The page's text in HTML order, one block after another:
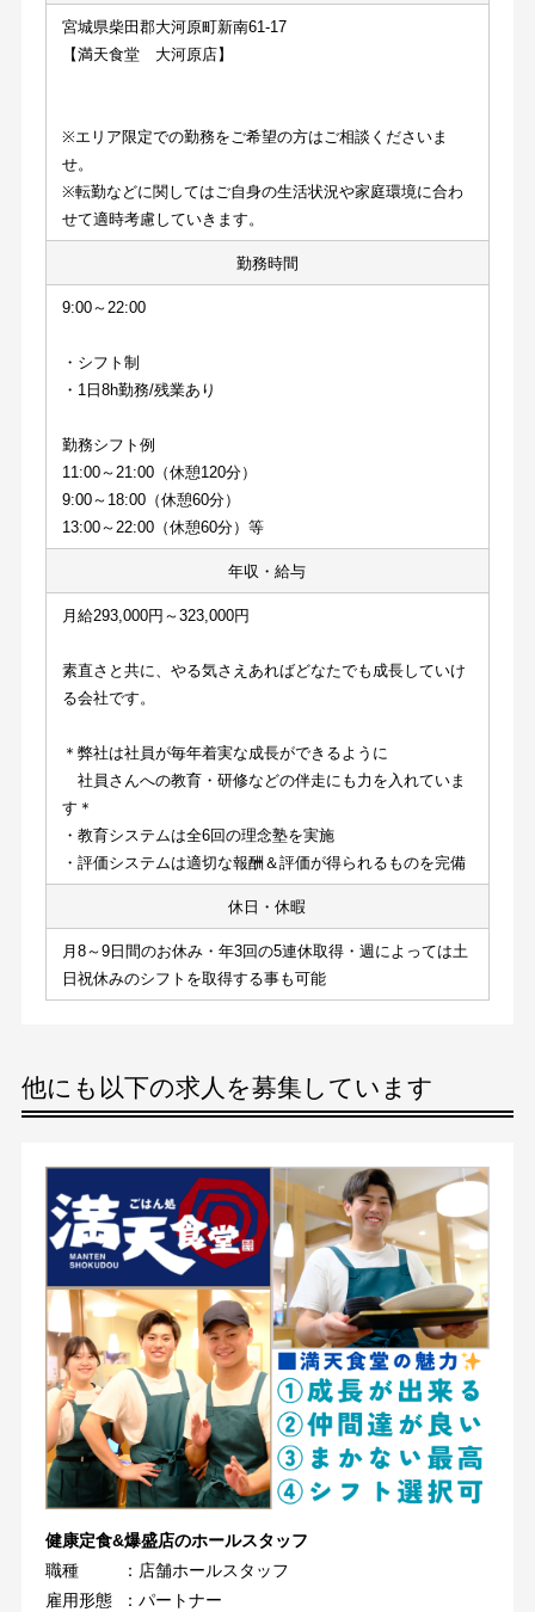
宮城県柴田郡大河原町新南61-17
【満天食堂　大河原店】
※エリア限定での勤務をご希望の方はご相談くださいま
せ。
※転勤などに関してはご自身の生活状況や家庭環境に合わ
せて適時考慮していきます。
勤務時間
9:00～22:00
・シフト制
・1日8h勤務/残業あり
勤務シフト例
11:00～21:00（休憩120分）
9:00～18:00（休憩60分）
13:00～22:00（休憩60分）等
年収・給与
月給293,000円～323,000円
素直さと共に、やる気さえあればどなたでも成長していけ
る会社です。
＊弊社は社員が毎年着実な成長ができるように
社員さんへの教育・研修などの伴走にも力を入れていま
す＊
・教育システムは全6回の理念塾を実施
・評価システムは適切な報酬＆評価が得られるものを完備
休日・休暇
月8～9日間のお休み・年3回の5連休取得・週によっては土
日祝休みのシフトを取得する事も可能
他にも以下の求人を募集しています
健康定食&爆盛店のホールスタッフ
職種
：店舗ホールスタッフ
雇用形態
：パートナー